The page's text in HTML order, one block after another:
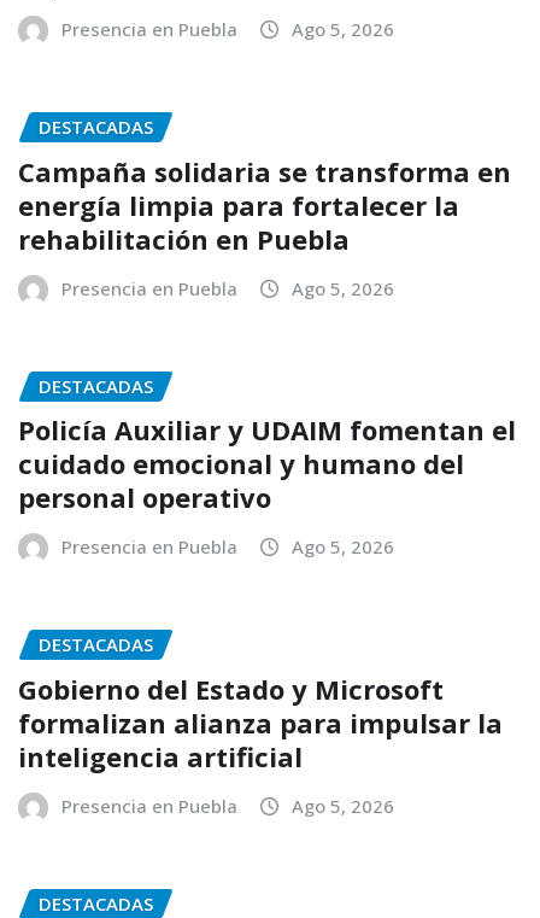
Presencia en Puebla Ago 5, 2026
DESTACADAS
Campaña solidaria se transforma en
energía limpia para fortalecer la
rehabilitación en Puebla
Presencia en Puebla Ago 5, 2026
DESTACADAS
Policía Auxiliar y UDAIM fomentan el
cuidado emocional y humano del
personal operativo
Presencia en Puebla Ago 5, 2026
DESTACADAS
Gobierno del Estado y Microsoft
formalizan alianza para impulsar la
inteligencia artificial
Presencia en Puebla Ago 5, 2026
DESTACADAS